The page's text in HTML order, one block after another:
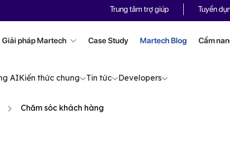
Trung tâm trợ giúp Tuyển
Giải pháp Martech Case Study Martech Blog Cẩm
AIKiến thức chung Tin tức Developers
Chăm sóc khách hàng